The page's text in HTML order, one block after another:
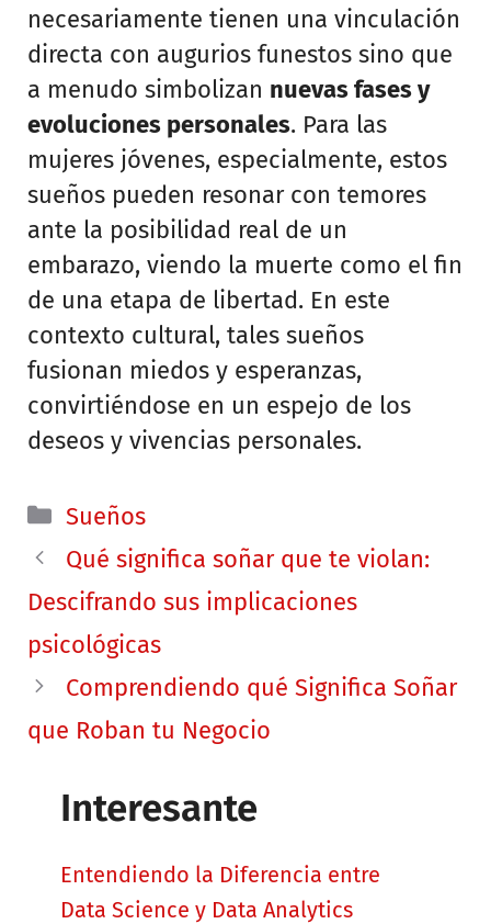
necesariamente tienen una vinculación
directa con augurios funestos sino que
a menudo simbolizan nuevas fases y
evoluciones personales. Para las
mujeres jóvenes, especialmente, estos
sueños pueden resonar con temores
ante la posibilidad real de un
embarazo, viendo la muerte como el fin
de una etapa de libertad. En este
contexto cultural, tales sueños
fusionan miedos y esperanzas,
convirtiéndose en un espejo de los
deseos y vivencias personales.
Categorías
Sueños
Qué significa soñar que te violan:
Descifrando sus implicaciones
psicológicas
Comprendiendo qué Significa Soñar
que Roban tu Negocio
Interesante
Entendiendo la Diferencia entre
Data Science y Data Analytics